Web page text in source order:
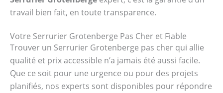
travail bien fait, en toute transparence.
Votre Serrurier Grotenberge Pas Cher et Fiable
Trouver un Serrurier Grotenberge pas cher qui allie
qualité et prix accessible n’a jamais été aussi facile.
Que ce soit pour une urgence ou pour des projets
planifiés, nos experts sont disponibles pour répondre